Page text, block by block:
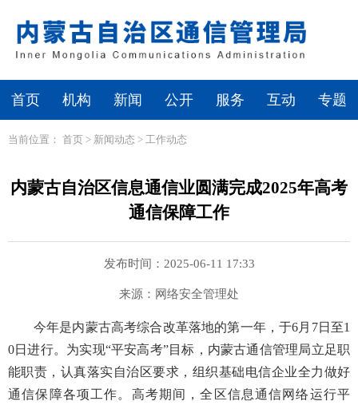
首页 机构 新闻 公开 服务 互动 专题
当前位置： 首页 > 新闻动态 > 工作动态
内蒙古自治区信息通信业圆满完成2025年高考
通信保障工作
发布时间：2025-06-11 17:33
来源：网络安全管理处
今年是内蒙古高考综合改革落地的第一年，于6月7日至1
0日进行。为实现“平安高考”目标，内蒙古通信管理局立足职
能职责，认真落实自治区要求，组织基础电信企业全力做好
通信保障各项工作。高考期间，全区信息通信网络运行平